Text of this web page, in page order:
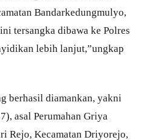
Bandarkedungmulyo,
tersangka dibawa ke Polres
lebih lanjut,”ungkap
berhasil diamankan, yakni
asal Perumahan Griya
Rejo, Kecamatan Driyorejo,